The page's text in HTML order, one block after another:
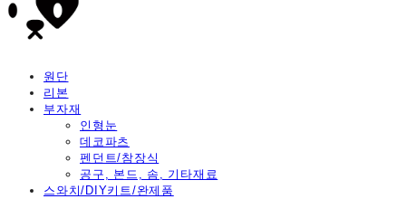
원단
리본
부자재
인형눈
데코파츠
펜던트/참장식
공구, 본드, 솜, 기타재료
스와치/DIY키트/완제품